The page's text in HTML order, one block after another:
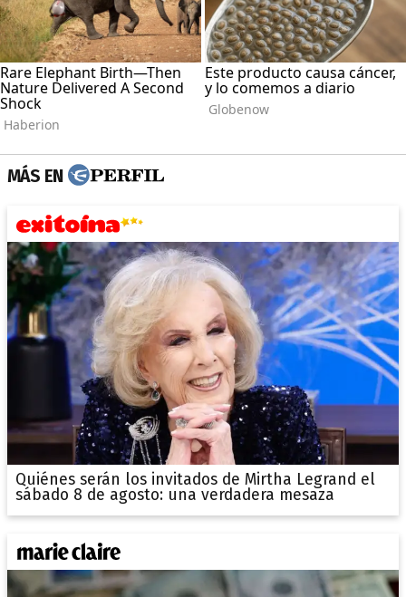
MÁS EN
Quiénes serán los invitados de Mirtha Legrand el
sábado 8 de agosto: una verdadera mesaza